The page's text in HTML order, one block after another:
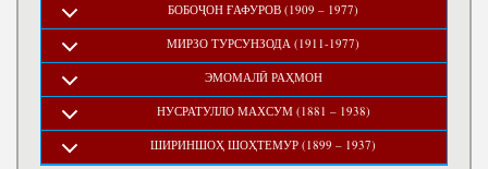
БОБОҶОН ҒАФУРОВ (1909 – 1977)
МИРЗО ТУРСУНЗОДА (1911-1977)
ЭМОМАЛӢ РАҲМОН
НУСРАТУЛЛО МАХСУМ (1881 – 1938)
ШИРИНШОҲ ШОҲТЕМУР (1899 – 1937)